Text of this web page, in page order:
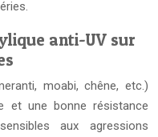
anti-UV sur
moabi, chêne, etc.)
et une bonne résistance
aux agressions